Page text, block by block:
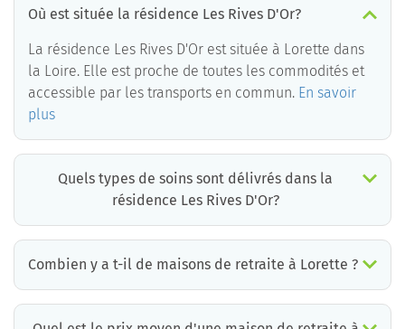
Où est située la résidence Les Rives D'Or?
La résidence Les Rives D'Or est située à Lorette dans
la Loire. Elle est proche de toutes les commodités et
accessible par les transports en commun. En savoir
plus
Quels types de soins sont délivrés dans la
résidence Les Rives D'Or?
Combien y a t-il de maisons de retraite à Lorette ?